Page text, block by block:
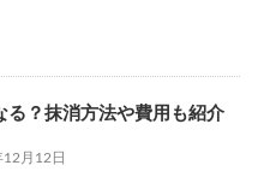
る？抹消方法や費用も紹介
12月12日